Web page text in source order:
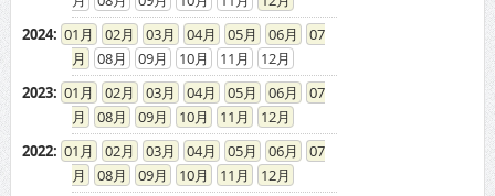
2024: 01 02 03 04 05 06
07
08
09 10 11
12
2023: 01 02 03 04 05 06
07
08
09 10 11
12
2022: 01 02 03 04 05 06
07
08
09 10 11
12